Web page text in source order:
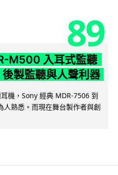
89
M500 入耳式監聽
製監聽與人聲利器
機，Sony 經典 MDR-7506 到
熟悉。而現在舞台製作者與創